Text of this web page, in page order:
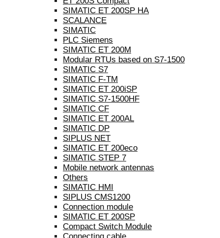
SIMATIC ET 200SP HA
SCALANCE
SIMATIC
PLC Siemens
SIMATIC ET 200M
Modular RTUs based on S7-1500
SIMATIC S7
SIMATIC F-TM
SIMATIC ET 200iSP
SIMATIC S7-1500HF
SIMATIC CF
SIMATIC ET 200AL
SIMATIC DP
SIPLUS NET
SIMATIC ET 200eco
SIMATIC STEP 7
Mobile network antennas
Others
SIMATIC HMI
SIPLUS CMS1200
Connection module
SIMATIC ET 200SP
Compact Switch Module